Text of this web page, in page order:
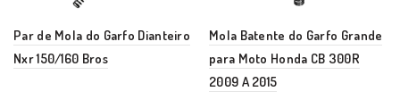
Par de Mola do Garfo Dianteiro
Nxr 150/160 Bros
Mola Batente do Garfo Grande
para Moto Honda CB 300R
2009 A 2015